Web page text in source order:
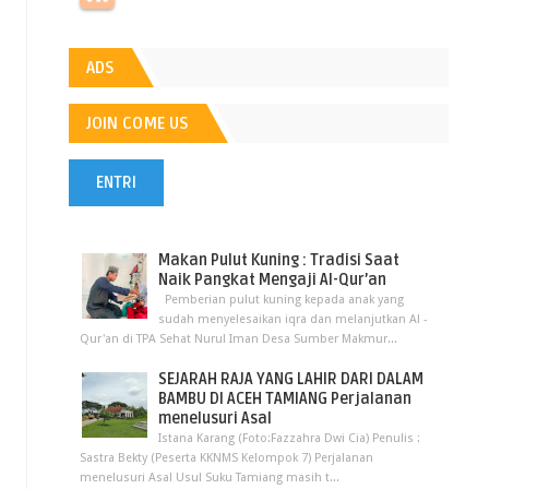
ADS
JOIN COME US
ENTRI
Makan Pulut Kuning : Tradisi Saat
Naik Pangkat Mengaji Al-Qur’an
Pemberian pulut kuning kepada anak yang
sudah menyelesaikan iqra dan melanjutkan Al -
Qur'an di TPA Sehat Nurul Iman Desa Sumber Makmur...
SEJARAH RAJA YANG LAHIR DARI DALAM
BAMBU DI ACEH TAMIANG Perjalanan
menelusuri Asal
Istana Karang (Foto:Fazzahra Dwi Cia) Penulis :
Sastra Bekty (Peserta KKNMS Kelompok 7) Perjalanan
menelusuri Asal Usul Suku Tamiang masih t...